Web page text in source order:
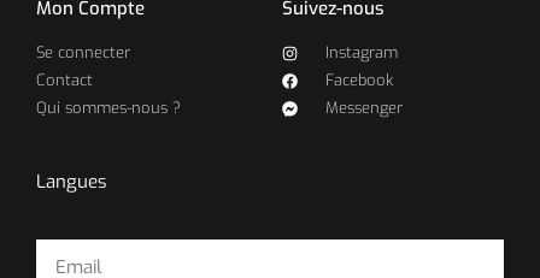
Mon Compte
Se connecter
Contact
Qui sommes-nous ?
Suivez-nous
Instagram
Facebook
Messenger
Langues